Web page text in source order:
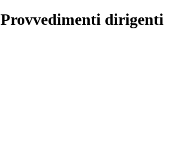
dirigenti